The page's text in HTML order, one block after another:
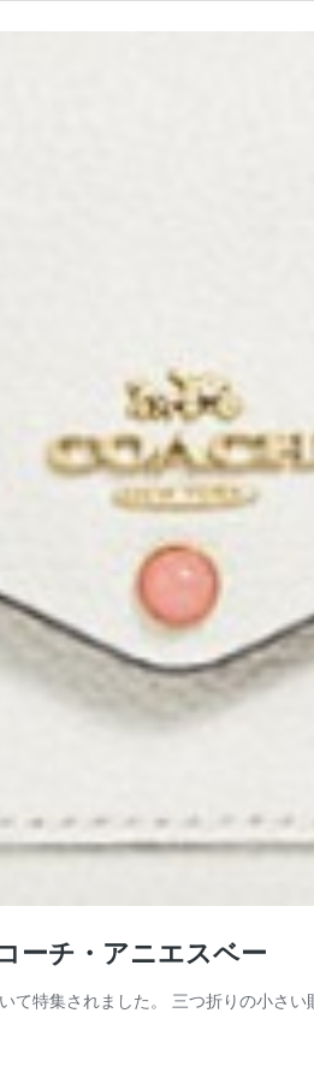
ーチ・アニエスベー
特集されました。 三つ折りの小さ